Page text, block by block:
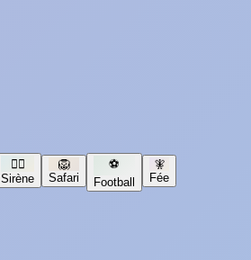
🧜‍♀️
Sirène
🦁
Safari
⚽
Football
🧚
Fée